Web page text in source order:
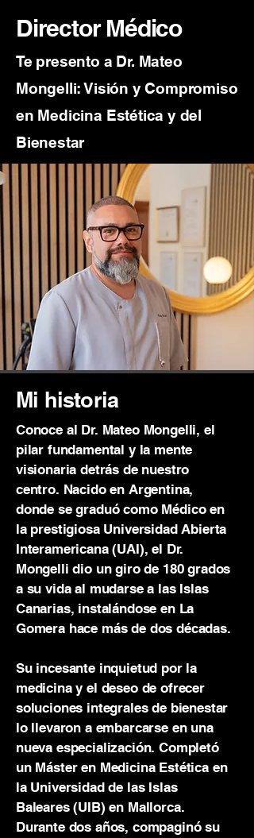
Director Médico
Te presento a Dr. Mateo
Mongelli: Visión y Compromiso
en Medicina Estética y del
Bienestar
Mi historia
Conoce al Dr. Mateo Mongelli, el
pilar fundamental y la mente
visionaria detrás de nuestro
centro. Nacido en Argentina,
donde se graduó como Médico en
la prestigiosa Universidad Abierta
Interamericana (UAI), el Dr.
Mongelli dio un giro de 180 grados
a su vida al mudarse a las Islas
Canarias, instalándose en La
Gomera hace más de dos décadas.
Su incesante inquietud por la
medicina y el deseo de ofrecer
soluciones integrales de bienestar
lo llevaron a embarcarse en una
nueva especialización. Completó
un Máster en Medicina Estética en
la Universidad de las Islas
Baleares (UIB) en Mallorca.
Durante dos años, compaginó su